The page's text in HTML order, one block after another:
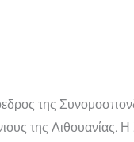
της
της